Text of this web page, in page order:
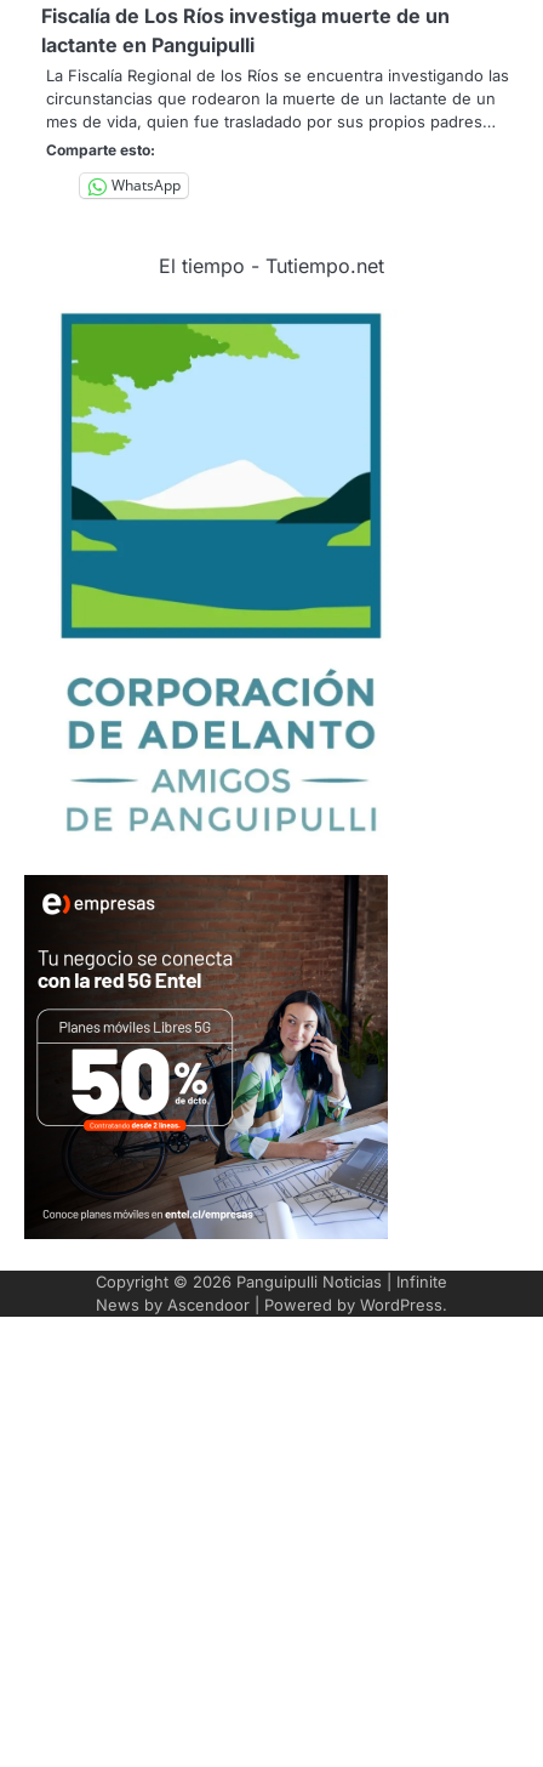
Fiscalía de Los Ríos investiga muerte de un
lactante en Panguipulli
La Fiscalía Regional de los Ríos se encuentra investigando las
circunstancias que rodearon la muerte de un lactante de un
mes de vida, quien fue trasladado por sus propios padres…
Comparte esto:
WhatsApp
El tiempo - Tutiempo.net
Copyright © 2026 Panguipulli Noticias | Infinite
News by Ascendoor | Powered by WordPress.